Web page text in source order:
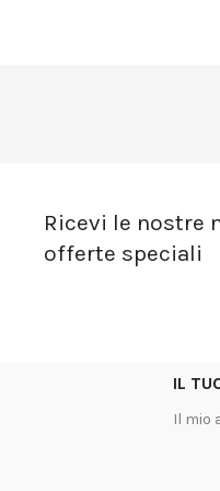
Ricevi le nostre
offerte speciali
IL
Il mio